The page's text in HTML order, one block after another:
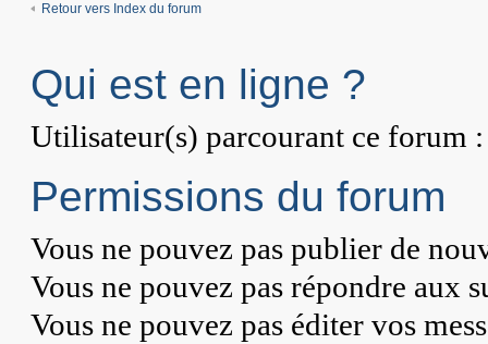
Retour vers Index du forum
Qui est en ligne ?
Utilisateur(s) parcourant ce forum
Permissions du forum
Vous ne pouvez pas publier de
Vous ne pouvez pas répondre aux
Vous ne pouvez pas éditer vos